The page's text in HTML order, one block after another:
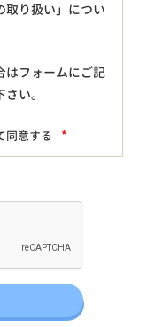
取り扱い」につい
はフォームにご記
い。
同意する *